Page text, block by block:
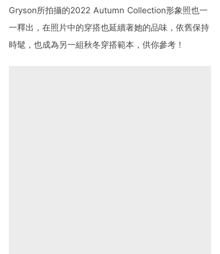
Gryson所拍攝的2022 Autumn Collection形象照也一
一釋出，在照片中的穿搭也延續著她的品味，依舊保持
時髦，也成為另一組秋冬穿搭範本，供你參考！